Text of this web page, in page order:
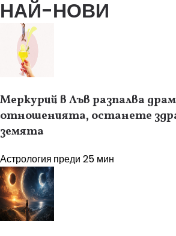
НАЙ-НОВИ
Меркурий в Лъв разпалва
отношенията, останете
земята
Астрология преди 25 мин